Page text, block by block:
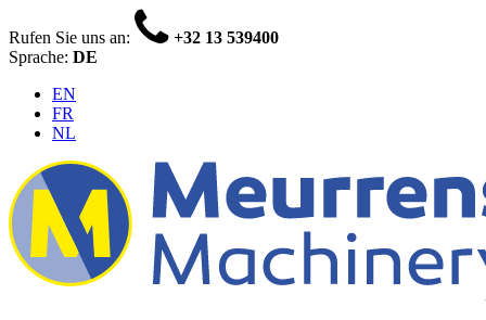
Rufen Sie uns an:
+32 13 539400
Sprache: DE
EN
FR
NL